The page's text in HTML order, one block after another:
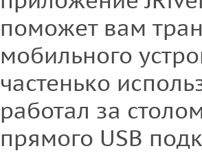
поможет вам
мобильного
частенько
работал за
прямого USB